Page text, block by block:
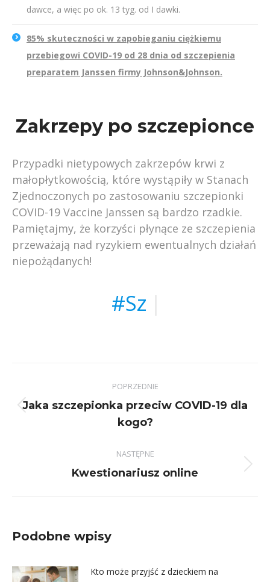
dawce, a więc po ok. 13 tyg. od I dawki.
85% skuteczności w zapobieganiu ciężkiemu
przebiegowi COVID-19 od 28 dnia od szczepienia
preparatem Janssen firmy Johnson&Johnson.
Zakrzepy po szczepionce
Przypadki nietypowych zakrzepów krwi z
małopłytkowością, które wystąpiły w Stanach
Zjednoczonych po zastosowaniu szczepionki
COVID-19 Vaccine Janssen są bardzo rzadkie.
Pamiętajmy, że korzyści płynące ze szczepienia
przeważają nad ryzykiem ewentualnych działań
niepożądanych!
#Szcz
wpisów
POPRZEDNIE
Poprzedni
wpis:
Jaka szczepionka przeciw COVID-19 dla
kogo?
NASTĘPNE
Następny
Kwestionariusz online
Podobne wpisy
Kto może przyjść z dzieckiem na